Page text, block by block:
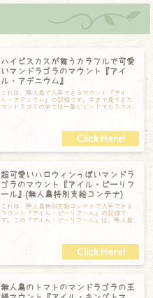
ハイビスカスが舞うカラフルで可愛
いマンドラゴラのマウント『アイ
ル・アデニウム』
これは、無人島で入手できるマウント『アイ
ル・アデニウム』の記録です。今まで見てきた
マンドラゴラの中では一番ビビッドでカラフル
超可愛いハロウィンっぽいマンドラ
ゴラのマウント『アイル・ピーリフ
ール』(無人島特別支給コンテナ)
これは、無人島特別支給コンテナで入手できる
マウント『アイル・ピーリフール』の記録で
す。この『アイル・ピーリフール』は、無人島
無人島のトマトのマンドラゴラの王